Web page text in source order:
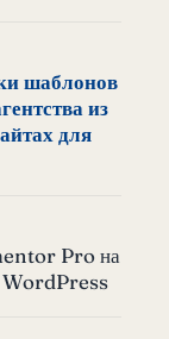
шаблонов
из
для
Pro на
WordPress